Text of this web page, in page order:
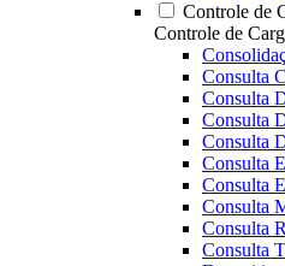
Controle de
Controle de
Consulta
Consulta
Consulta
Consulta
Consulta
Consulta
Consulta
Consulta
Consulta